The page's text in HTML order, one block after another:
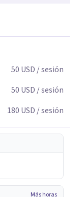
50 USD / sesión
50 USD / sesión
180 USD / sesión
Más horas